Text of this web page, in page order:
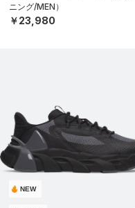
ニング/MEN）
￥23,980
NEW